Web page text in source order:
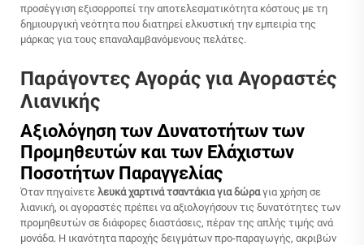
προσέγγιση εξισορροπεί την αποτελεσματικότητα κόστους με τη
δημιουργική νεότητα που διατηρεί ελκυστική την εμπειρία της
μάρκας για τους επαναλαμβανόμενους πελάτες.
Παράγοντες Αγοράς για Αγοραστές
Λιανικής
Αξιολόγηση των Δυνατοτήτων των
Προμηθευτών και των Ελάχιστων
Ποσοτήτων Παραγγελίας
Όταν πηγαίνετε λευκά χαρτινά τσαντάκια για δώραγια χρήση σε
λιανική, οι αγοραστές πρέπει να αξιολογήσουν τις δυνατότητες των
προμηθευτών σε διάφορες διαστάσεις, πέραν της απλής τιμής ανά
μονάδα. Η ικανότητα παροχής δειγμάτων προ-παραγωγής, ακριβών